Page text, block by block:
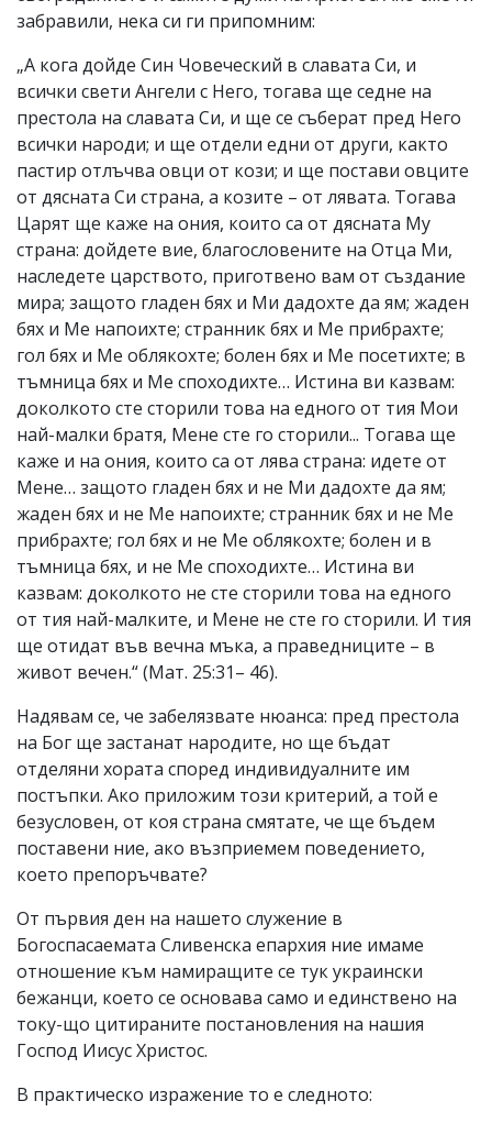
забравили, нека си ги припомним:
„А кога дойде Син Човеческий в славата Си, и
всички свети Ангели с Него, тогава ще седне на
престола на славата Си, и ще се съберат пред Него
всички народи; и ще отдели едни от други, както
пастир отлъчва овци от кози; и ще постави овците
от дясната Си страна, а козите – от лявата. Тогава
Царят ще каже на ония, които са от дясната Му
страна: дойдете вие, благословените на Отца Ми,
наследете царството, приготвено вам от създание
мира; защото гладен бях и Ми дадохте да ям; жаден
бях и Ме напоихте; странник бях и Ме прибрахте;
гол бях и Ме облякохте; болен бях и Ме посетихте; в
тъмница бях и Ме споходихте… Истина ви казвам:
доколкото сте сторили това на едного от тия Мои
най-малки братя, Мене сте го сторили... Тогава ще
каже и на ония, които са от лява страна: идете от
Мене… защото гладен бях и не Ми дадохте да ям;
жаден бях и не Ме напоихте; странник бях и не Ме
прибрахте; гол бях и не Ме облякохте; болен и в
тъмница бях, и не Ме споходихте… Истина ви
казвам: доколкото не сте сторили това на едного
от тия най-малките, и Мене не сте го сторили. И тия
ще отидат във вечна мъка, а праведниците – в
живот вечен.“ (Мат. 25:31– 46).
Надявам се, че забелязвате нюанса: пред престола
на Бог ще застанат народите, но ще бъдат
отделяни хората според индивидуалните им
постъпки. Ако приложим този критерий, а той е
безусловен, от коя страна смятате, че ще бъдем
поставени ние, ако възприемем поведението,
което препоръчвате?
От първия ден на нашето служение в
Богоспасаемата Сливенска епархия ние имаме
отношение към намиращите се тук украински
бежанци, което се основава само и единствено на
току-що цитираните постановления на нашия
Господ Иисус Христос.
В практическо изражение то е следното: